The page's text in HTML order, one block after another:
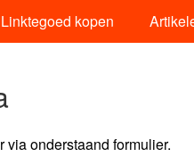
Linktegoed kopen
via onderstaand formulier.